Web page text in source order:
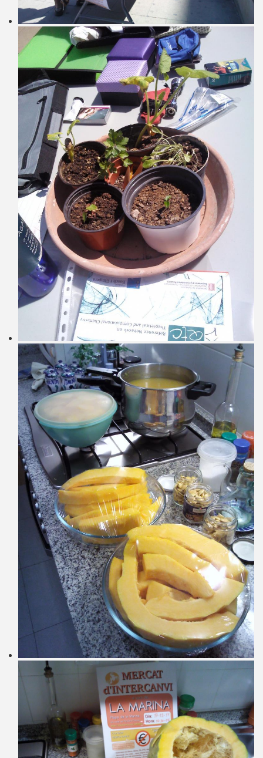
click to expand contents
click to expand contents
click to expand contents
click to expand contents
click to expand contents
click to expand contents